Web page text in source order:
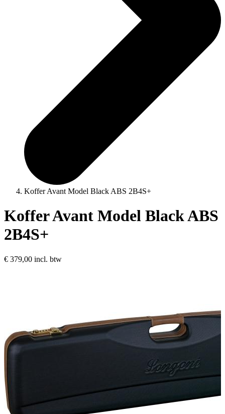
Koffer Avant Model Black ABS 2B4S+
Koffer Avant Model Black ABS
2B4S+
€ 379,00 incl. btw